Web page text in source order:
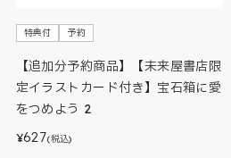
特典付 予約
【追加分予約商品】【未来屋書店限
定イラストカード付き】宝石箱に愛
をつめよう 2
¥627(税込)